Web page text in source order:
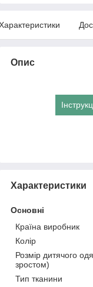
Опис
Характеристики
Основні
Країна виробник
Колір
Розмір дитячого
зростом)
Тип тканини